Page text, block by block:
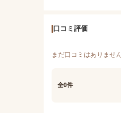
口コミ評価
まだ口コミはありませ
全0件